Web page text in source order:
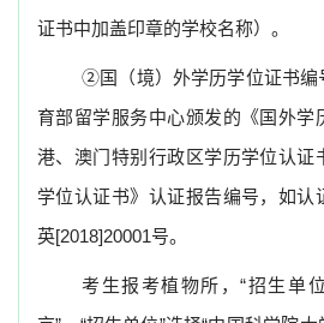
证书中加盖印章的学校名称）。
②国 （境） 外学历学位证书
育部留学服务中心颁发的《国外学
港、澳门特别行政区学历学位认证
学位认证书》认证报告编号，如认
英[2018]20001号。
考生报考植物所，“招生单